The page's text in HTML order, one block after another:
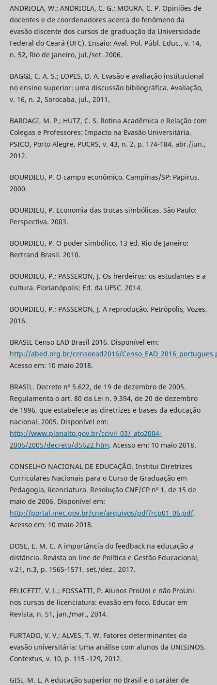
ANDRIOLA, W.; ANDRIOLA, C. G.; MOURA, C. P. Opiniões de
docentes e de coordenadores acerca do fenômeno da
evasão discente dos cursos de graduação da Universidade
Federal do Ceará (UFC). Ensaio: Aval. Pol. Públ. Educ., v. 14,
n. 52, Rio de Janeiro, jul./set. 2006.
BAGGI, C. A. S.; LOPES, D. A. Evasão e avaliação institucional
no ensino superior: uma discussão bibliográfica. Avaliação,
v. 16, n. 2, Sorocaba, jul., 2011.
BARDAGI, M. P.; HUTZ, C. S. Rotina Acadêmica e Relação com
Colegas e Professores: Impacto na Evasão Universitária.
PSICO, Porto Alegre, PUCRS, v. 43, n. 2, p. 174-184, abr./jun.,
2012.
BOURDIEU, P. O campo econômico. Campinas/SP: Papirus.
2000.
BOURDIEU, P. Economia das trocas simbólicas. São Paulo:
Perspectiva. 2003.
BOURDIEU, P. O poder simbólico. 13 ed. Rio de Janeiro:
Bertrand Brasil. 2010.
BOURDIEU, P.; PASSERON, J. Os herdeiros: os estudantes e a
cultura. Florianópolis: Ed. da UFSC. 2014.
BOURDIEU, P.; PASSERON, J. A reprodução. Petrópolis, Vozes,
2016.
BRASIL Censo EAD Brasil 2016. Disponível em:
http://abed.org.br/censoead2016/
Acesso em: 10 maio 2018.
BRASIL. Decreto nº 5.622, de 19 de dezembro de 2005.
Regulamenta o art. 80 da Lei n. 9.394, de 20 de dezembro
de 1996, que estabelece as diretrizes e bases da educação
nacional, 2005. Disponível em:
http://www.planalto.gov.br/ccivil_03/_ato2004-
2006/2005/decreto/d5622.htm. Acesso em: 10 maio 2018.
CONSELHO NACIONAL DE EDUCAÇÃO. Institui Diretrizes
Curriculares Nacionais para o Curso de Graduação em
Pedagogia, licenciatura. Resolução CNE/CP nº 1, de 15 de
maio de 2006. Disponível em:
http://portal.mec.gov.br/cne/arquivos/pdf/rcp01_06.pdf.
Acesso em: 10 maio 2018.
DOSE, E. M. C. A importância do feedback na educação a
distância. Revista on line de Política e Gestão Educacional,
v.21, n.3, p. 1565-1571, set./dez., 2017.
FELICETTI, V. L.; FOSSATTI, P. Alunos ProUni e não ProUni
nos cursos de licenciatura: evasão em foco. Educar em
Revista, n. 51, jan./mar., 2014.
FURTADO, V. V.; ALVES, T. W. Fatores determinantes da
evasão universitária: Uma análise com alunos da UNISINOS.
Contextus, v. 10, p. 115 -129, 2012.
GISI, M. L. A educação superior no Brasil e o caráter de